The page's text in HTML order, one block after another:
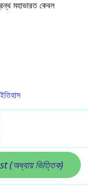
মহাভারত কেবল
ভিত্তিক)